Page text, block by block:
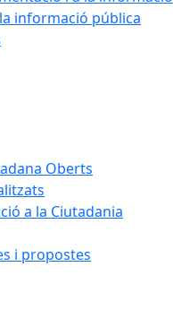
informació pública
Oberts
a la Ciutadania
i propostes